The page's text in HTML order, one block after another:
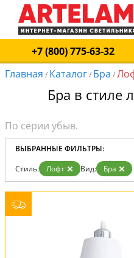
+7 (800) 775-63-32
Главная / Каталог/ Бра /
Бра в стиле
ВЫБРАННЫЕ ФИЛЬТРЫ:
Стиль: Лофт Вид: Бра